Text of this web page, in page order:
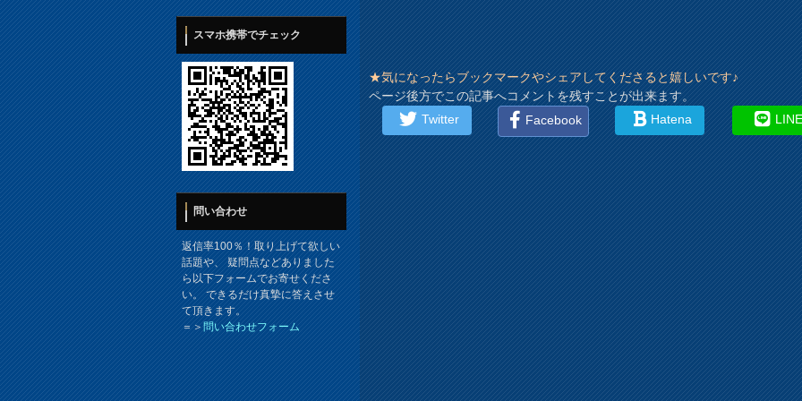
★気になったらブックマークやシェアしてくださると嬉しいです♪
ページ後方でこの記事へコメントを残すことが出来ます。
Twitter
Facebook Hatena
スマホ携帯でチェック
問い合わせ
返信率100％！取り上げて欲しい
話題や、 疑問点などありました
ら以下フォームでお寄せくださ
い。 できるだけ真摯に答えさせ
て頂きます。
＝＞問い合わせフォーム